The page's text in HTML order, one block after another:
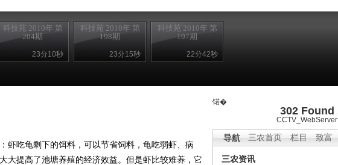
科技苑 2010年 第
204期
23分10秒
科技苑 2010年 第
198期
23分15秒
科技苑 2010年 第
197期
22分42秒
锘�
302 Found
CCTV_WebServer
三农首页 栏目 致富
导航
三农资讯
吃龟剩下的饵料，可以节省饲料，龟吃弱虾、病
大提高了池塘养殖的经济效益。但是虾比较难养，它